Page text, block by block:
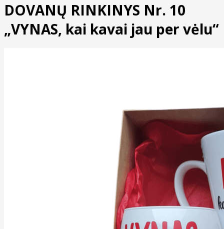
DOVANŲ RINKINYS Nr. 10
„VYNAS, kai kavai jau per vėlu“